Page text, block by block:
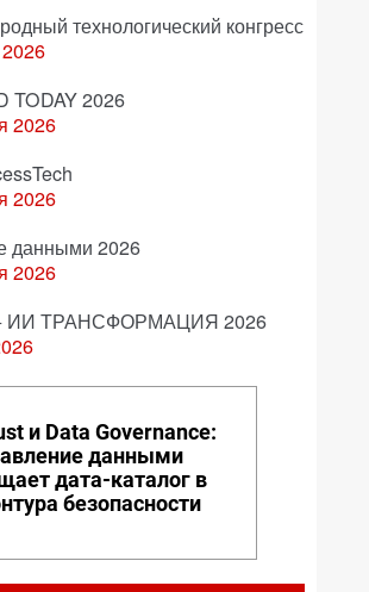
технологический конгресс
TODAY 2026
2026
2026
данными 2026
2026
ИИ ТРАНСФОРМАЦИЯ 2026
и Data Governance:
данными
дата-каталог в
безопасности